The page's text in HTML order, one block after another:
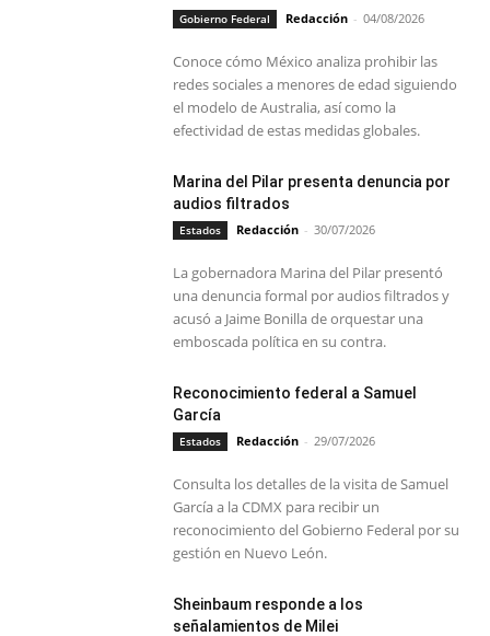
Gobierno Federal Redacción - 04/08/2026
Conoce cómo México analiza prohibir las
redes sociales a menores de edad siguiendo
el modelo de Australia, así como la
efectividad de estas medidas globales.
Marina del Pilar presenta denuncia por
audios filtrados
Estados Redacción - 30/07/2026
La gobernadora Marina del Pilar presentó
una denuncia formal por audios filtrados y
acusó a Jaime Bonilla de orquestar una
emboscada política en su contra.
Reconocimiento federal a Samuel
García
Estados Redacción - 29/07/2026
Consulta los detalles de la visita de Samuel
García a la CDMX para recibir un
reconocimiento del Gobierno Federal por su
gestión en Nuevo León.
Sheinbaum responde a los
señalamientos de Milei